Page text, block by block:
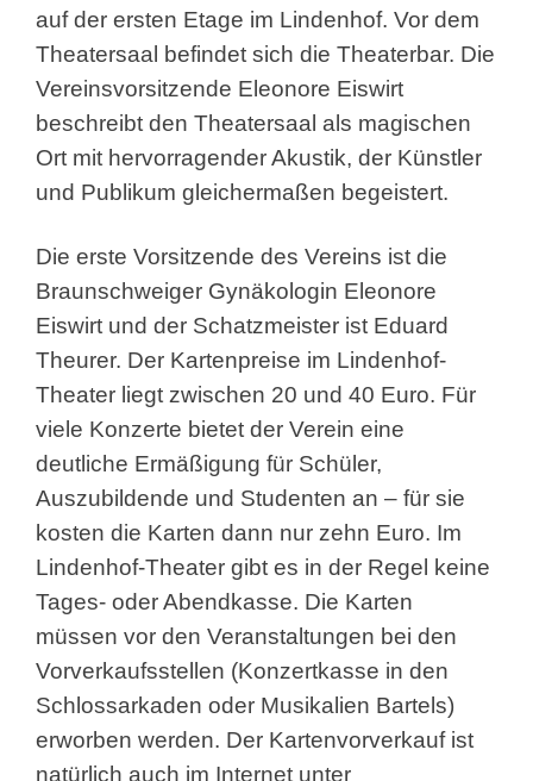
auf der ersten Etage im Lindenhof. Vor dem
Theatersaal befindet sich die Theaterbar. Die
Vereinsvorsitzende Eleonore Eiswirt
beschreibt den Theatersaal als magischen
Ort mit hervorragender Akustik, der Künstler
und Publikum gleichermaßen begeistert.
Die erste Vorsitzende des Vereins ist die
Braunschweiger Gynäkologin Eleonore
Eiswirt und der Schatzmeister ist Eduard
Theurer. Der Kartenpreise im Lindenhof-
Theater liegt zwischen 20 und 40 Euro. Für
viele Konzerte bietet der Verein eine
deutliche Ermäßigung für Schüler,
Auszubildende und Studenten an – für sie
kosten die Karten dann nur zehn Euro. Im
Lindenhof-Theater gibt es in der Regel keine
Tages- oder Abendkasse. Die Karten
müssen vor den Veranstaltungen bei den
Vorverkaufsstellen (Konzertkasse in den
Schlossarkaden oder Musikalien Bartels)
erworben werden. Der Kartenvorverkauf ist
natürlich auch im Internet unter